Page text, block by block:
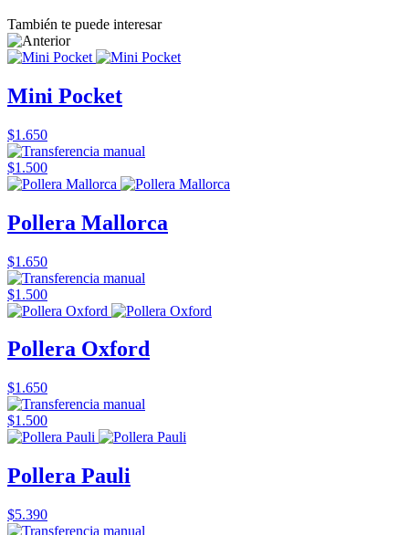
También te puede interesar
Mini Pocket
$1.650
$1.500
Pollera Mallorca
$1.650
$1.500
Pollera Oxford
$1.650
$1.500
Pollera Pauli
$5.390